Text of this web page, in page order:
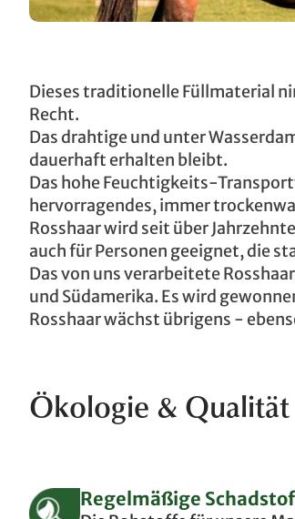
Dieses traditionelle Füllmaterial
Recht.
Das drahtige und unter
dauerhaft erhalten bleibt.
Das hohe Feuchtigkeits-
hervorragendes, immer
Rosshaar wird seit über
auch für Personen geeignet, die
Das von uns verarbeitete
und Südamerika. Es wird
Rosshaar wächst übrigens -
Ökologie &
Regelmäßige